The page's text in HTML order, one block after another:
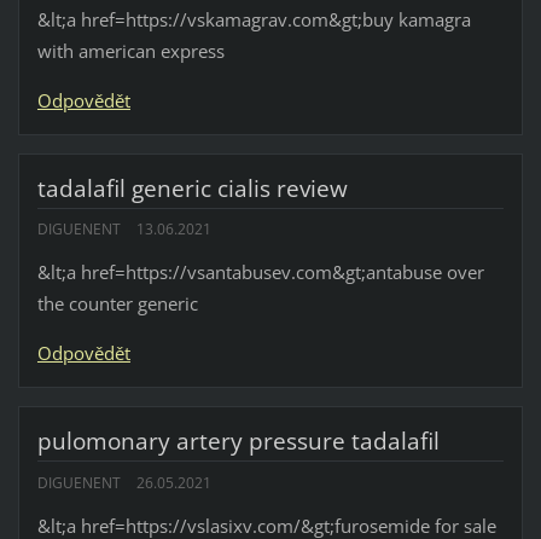
&lt;a href=https://vskamagrav.com&gt;buy kamagra
with american express
Odpovědět
tadalafil generic cialis review
DIGUENENT 13.06.2021
&lt;a href=https://vsantabusev.com&gt;antabuse over
the counter generic
Odpovědět
pulomonary artery pressure tadalafil
DIGUENENT 26.05.2021
&lt;a href=https://vslasixv.com/&gt;furosemide for sale